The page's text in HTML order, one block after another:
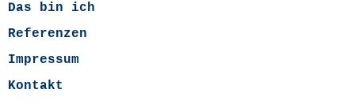
Das bin ich
Referenzen
Impressum
Kontakt